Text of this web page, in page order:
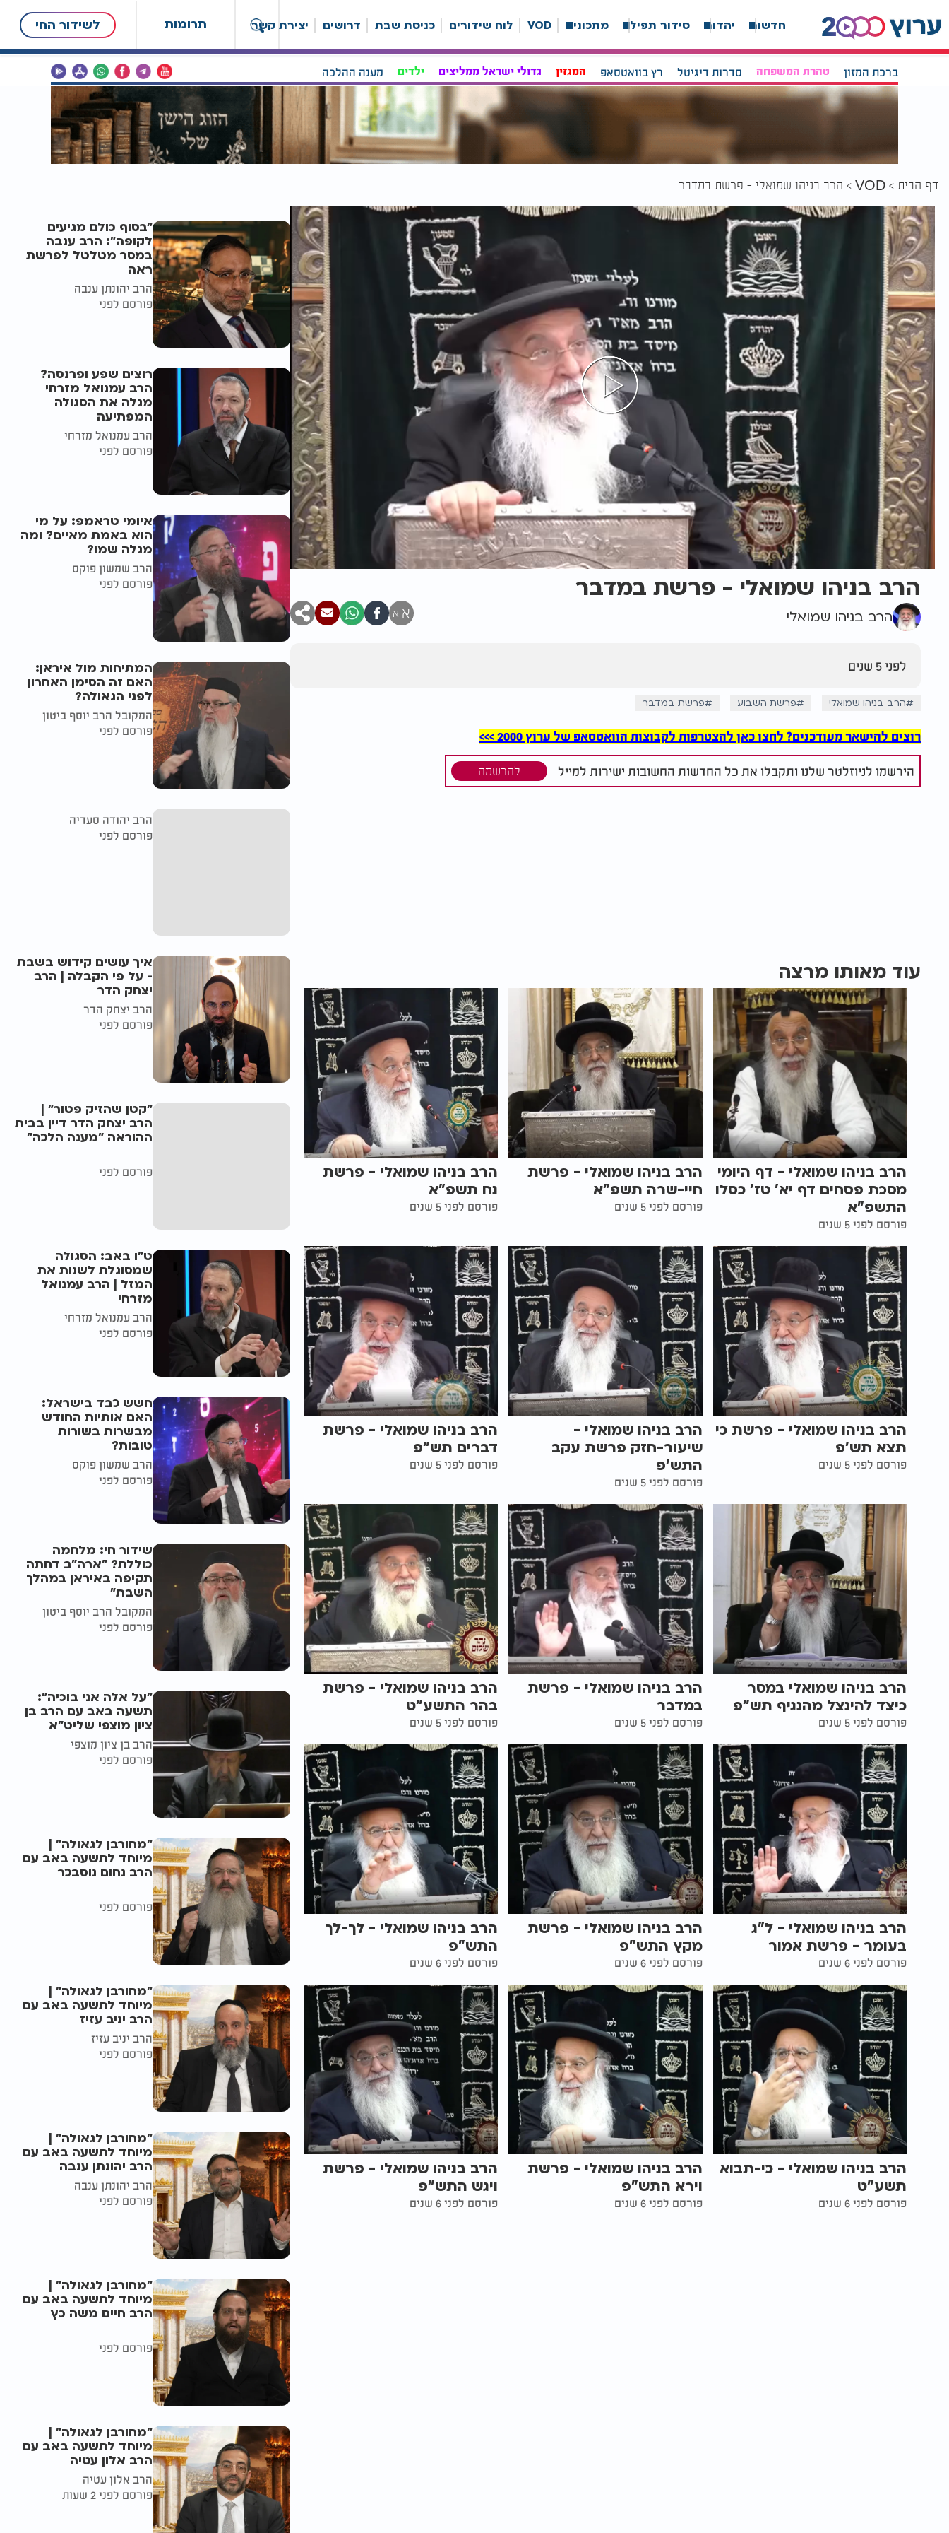
תרומות לשידור החי חדשות יהדות סידור תפילה מתכונים VOD לוח שידורים כניסת שבת דרושים יצירת קשר
ברכת המזון טהרת המשפחה סדרות דיגיטל רץ בוואטסאפ המגזין גדולי ישראל ממליצים ילדים מענה ההלכה
דף הבית VOD הרב בניהו שמואלי - פרשת במדבר
הרב בניהו שמואלי - פרשת במדבר
הרב בניהו שמואלי א א
לפני 5 שנים
הרב בניהו שמואלי פרשת השבוע פרשת במדבר
רוצים להישאר מעודכנים? לחצו כאן להצטרפות לקבוצות הוואטסאפ של ערוץ 2000 >>>
הירשמו לניוזלטר שלנו ותקבלו את כל החדשות החשובות ישירות למייל להרשמה
עוד מאותו מרצה
הרב בניהו שמואלי - דף היומי
מסכת פסחים דף יא' טז' כסלו
התשפ"א
פורסם לפני 5 שנים
הרב בניהו שמואלי - פרשת
חיי-שרה תשפ"א
פורסם לפני 5 שנים
הרב בניהו שמואלי - פרשת
נח תשפ"א
פורסם לפני 5 שנים
הרב בניהו שמואלי - פרשת כי
תצא תש’פ
פורסם לפני 5 שנים
הרב בניהו שמואלי -
שיעור-חזק פרשת עקב
התש'פ
פורסם לפני 5 שנים
הרב בניהו שמואלי - פרשת
דברים תש"פ
פורסם לפני 5 שנים
הרב בניהו שמואלי במסר
כיצד להינצל מהנגיף תש"פ
פורסם לפני 5 שנים
הרב בניהו שמואלי - פרשת
במדבר
פורסם לפני 5 שנים
הרב בניהו שמואלי - פרשת
בהר התשע"ט
פורסם לפני 5 שנים
הרב בניהו שמואלי - ל"ג
בעומר - פרשת אמור
פורסם לפני 6 שנים
הרב בניהו שמואלי - פרשת
מקץ התש"פ
פורסם לפני 6 שנים
הרב בניהו שמואלי - לך-לך
התש"פ
פורסם לפני 6 שנים
הרב בניהו שמואלי - כי-תבוא
תשע"ט
פורסם לפני 6 שנים
הרב בניהו שמואלי - פרשת
וירא התש"פ
פורסם לפני 6 שנים
הרב בניהו שמואלי - פרשת
ויגש התש"פ
פורסם לפני 6 שנים
"בסוף כולם מגיעים
לקופה": הרב ענבה
במסר מטלטל לפרשת
ראה
הרב יהונתן ענבה
פורסם לפני
רוצים שפע ופרנסה?
הרב עמנואל מזרחי
מגלה את הסגולה
המפתיעה
הרב עמנואל מזרחי
פורסם לפני
איומי טראמפ: על מי
הוא באמת מאיים? ומה
מגלה שמו?
הרב שמשון פוקס
פורסם לפני
המתיחות מול איראן:
האם זה הסימן האחרון
לפני הגאולה?
המקובל הרב יוסף ביטון
פורסם לפני
הרב יהודה סעדיה
פורסם לפני
איך עושים קידוש בשבת
- על פי הקבלה | הרב
יצחק הדר
הרב יצחק הדר
פורסם לפני
"קטן שהזיק פטור" |
הרב יצחק הדר דיין בבית
ההוראה "מענה הלכה"
פורסם לפני
ט"ו באב: הסגולה
שמסוגלת לשנות את
המזל | הרב עמנואל
מזרחי
הרב עמנואל מזרחי
פורסם לפני
חשש כבד בישראל:
האם אותיות החודש
מבשרות בשורות
טובות?
הרב שמשון פוקס
פורסם לפני
שידור חי: מלחמה
כוללת? ״ארה"ב דחתה
תקיפה באיראן במהלך
השבת״
המקובל הרב יוסף ביטון
פורסם לפני
"על אלה אני בוכיה":
תשעה באב עם הרב בן
ציון מוצפי שליט"א
הרב בן ציון מוצפי
פורסם לפני
"מחורבן לגאולה" |
מיוחד לתשעה באב עם
הרב נחום נוסבכר
פורסם לפני
"מחורבן לגאולה" |
מיוחד לתשעה באב עם
הרב יניב עזיז
הרב יניב עזיז
פורסם לפני
"מחורבן לגאולה" |
מיוחד לתשעה באב עם
הרב יהונתן ענבה
הרב יהונתן ענבה
פורסם לפני
"מחורבן לגאולה" |
מיוחד לתשעה באב עם
הרב חיים משה כץ
פורסם לפני
"מחורבן לגאולה" |
מיוחד לתשעה באב עם
הרב אלון עטיה
הרב אלון עטיה
פורסם לפני 2 שעות